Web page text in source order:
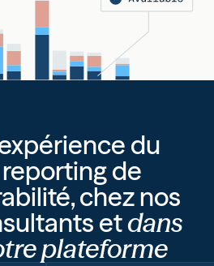
du
reporting de
chez nos
etdans
plateforme